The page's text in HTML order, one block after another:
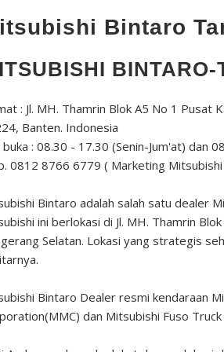
Bintaro
BINTARO-
: Jl. MH. Thamrin Blok A5 No 1 Pusat
Banten. Indonesia
buka : 08.30 - 17.30 (Senin-Jum'at) dan
0812 8766 6779 ( Marketing
Bintaro adalah salah satu dealer
ini berlokasi di Jl. MH. Thamrin
Selatan. Lokasi yang strategis
Bintaro Dealer resmi kendaraan
dan Mitsubishi Fuso